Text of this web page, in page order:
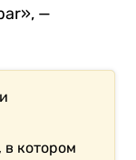
—
котором